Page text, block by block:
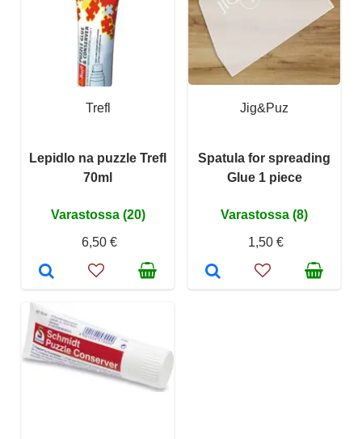
Trefl
Lepidlo na puzzle Trefl
70ml
Varastossa (20)
6,50 €
Jig&Puz
Spatula for spreading
Glue 1 piece
Varastossa (8)
1,50 €